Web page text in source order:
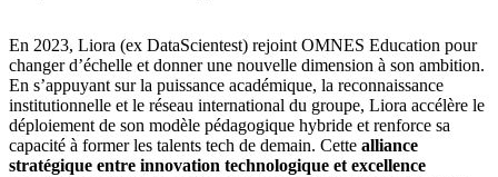
En 2023, Liora (ex DataScientest) rejoint OMNES Education pour
changer d’échelle et donner une nouvelle dimension à son ambition.
En s’appuyant sur la puissance académique, la reconnaissance
institutionnelle et le réseau international du groupe, Liora accélère le
déploiement de son modèle pédagogique hybride et renforce sa
capacité à former les talents tech de demain. Cette alliance
stratégique entre innovation technologique et excellence